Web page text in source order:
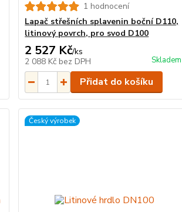
1 hodnocení
Lapač střešních splavenin boční D110,
litinový povrch, pro svod D100
2 527 Kč/ks
2 088 Kč bez DPH Skladem
Přidat do košíku
Český výrobek